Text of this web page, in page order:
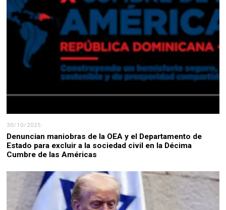
30/10/2025
Denuncian maniobras de la OEA y el Departamento de
Estado para excluir a la sociedad civil en la Décima
Cumbre de las Américas